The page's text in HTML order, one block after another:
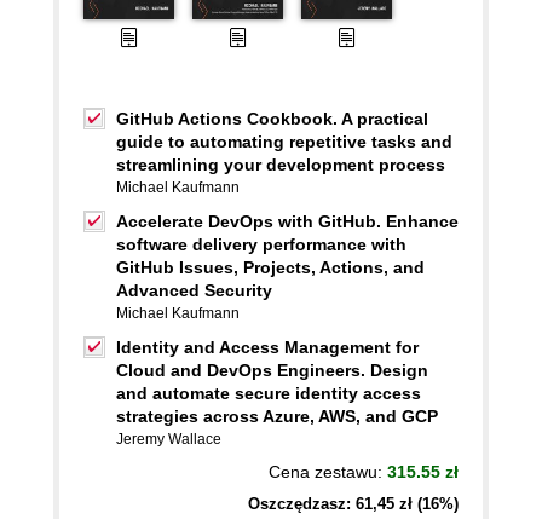
GitHub Actions Cookbook. A practical
guide to automating repetitive tasks and
streamlining your development process
Michael Kaufmann
Accelerate DevOps with GitHub. Enhance
software delivery performance with
GitHub Issues, Projects, Actions, and
Advanced Security
Michael Kaufmann
Identity and Access Management for
Cloud and DevOps Engineers. Design
and automate secure identity access
strategies across Azure, AWS, and GCP
Jeremy Wallace
Cena zestawu: 315.55 zł
Oszczędzasz: 61,45 zł (16%)